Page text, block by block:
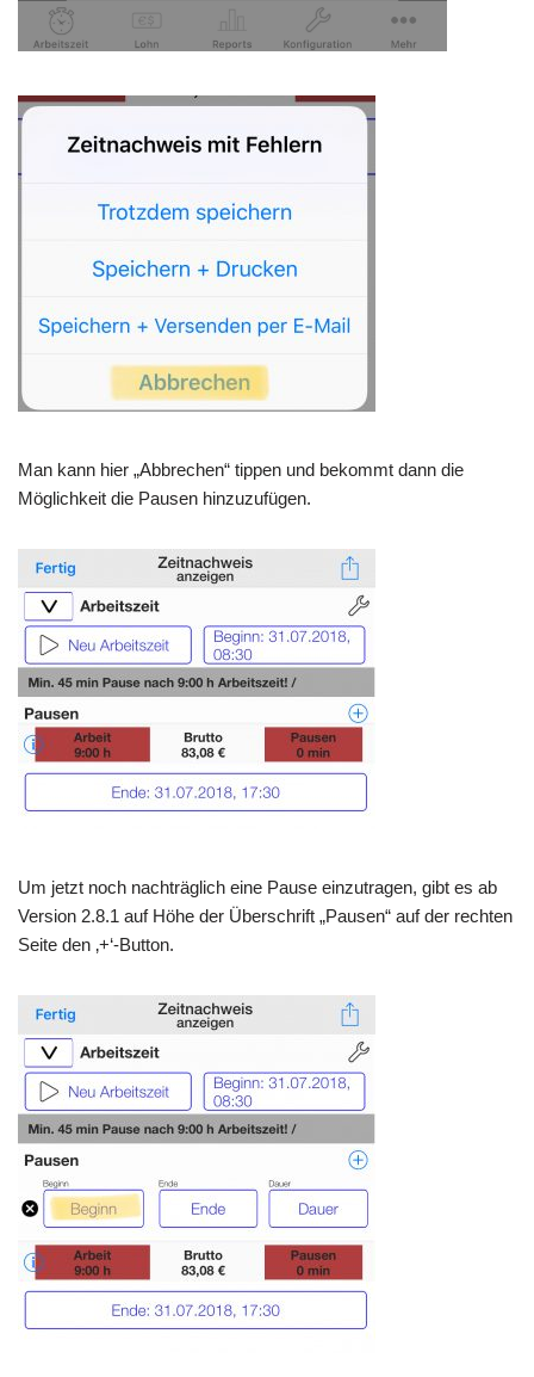
Man kann hier „Abbrechen“ tippen und bekommt dann die
Möglichkeit die Pausen hinzuzufügen.
Um jetzt noch nachträglich eine Pause einzutragen, gibt es ab
Version 2.8.1 auf Höhe der Überschrift „Pausen“ auf der rechten
Seite den ‚+‘-Button.